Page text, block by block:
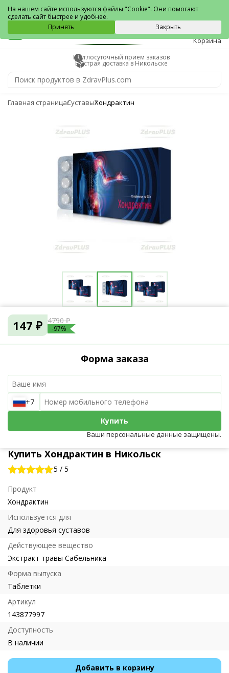
Никольск
0
Корзина
Круглосуточный прием заказов
Быстрая доставка в Никольске
Главная страницаСуставыХондрактин
Купить Хондрактин в Никольск
5 / 5
Продукт
Хондрактин
Используется для
Для здоровья суставов
Действующее вещество
Экстракт травы Сабельника
Форма выпуска
Таблетки
Артикул
143877997
Доступность
В наличии
Добавить в корзину
147 ₽ 4790 ₽
-97%
Форма заказа
+7
Купить
Ваши персональные данные защищены.
На нашем сайте используются файлы "Cookie". Они помогают
сделать сайт быстрее и удобнее.
Принять
Закрыть